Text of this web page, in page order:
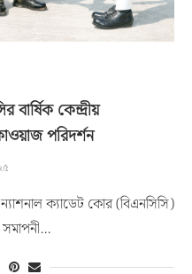
বার্ষিক কেন্দ্রীয়
পরিদর্শন
ক্যাডেট কোর (বিএনসিসি)
সমাপনী…